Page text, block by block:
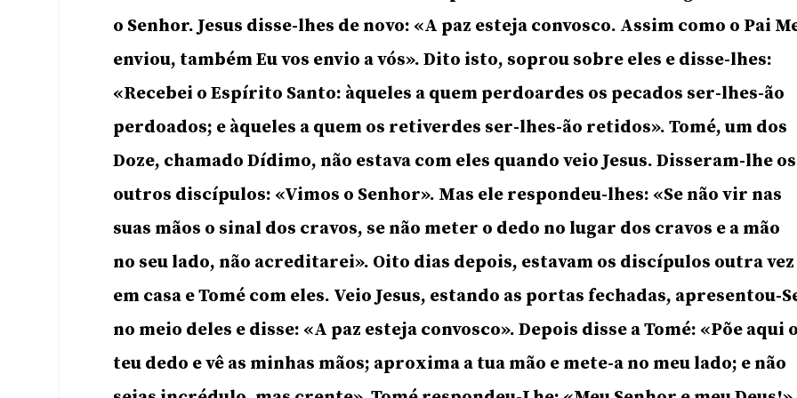
o Senhor. Jesus disse-lhes de novo: «A paz esteja convosco. Assim como o Pai
enviou, também Eu vos envio a vós». Dito isto, soprou sobre eles e disse-lhes:
«Recebei o Espírito Santo: àqueles a quem perdoardes os pecados ser-lhes-ão
perdoados; e àqueles a quem os retiverdes ser-lhes-ão retidos». Tomé, um dos
Doze, chamado Dídimo, não estava com eles quando veio Jesus. Disseram-lhe os
outros discípulos: «Vimos o Senhor». Mas ele respondeu-lhes: «Se não vir nas
suas mãos o sinal dos cravos, se não meter o dedo no lugar dos cravos e a mão
no seu lado, não acreditarei». Oito dias depois, estavam os discípulos outra vez
em casa e Tomé com eles. Veio Jesus, estando as portas fechadas, apresentou-
no meio deles e disse: «A paz esteja convosco». Depois disse a Tomé: «Põe aqui o
teu dedo e vê as minhas mãos; aproxima a tua mão e mete-a no meu lado; e não